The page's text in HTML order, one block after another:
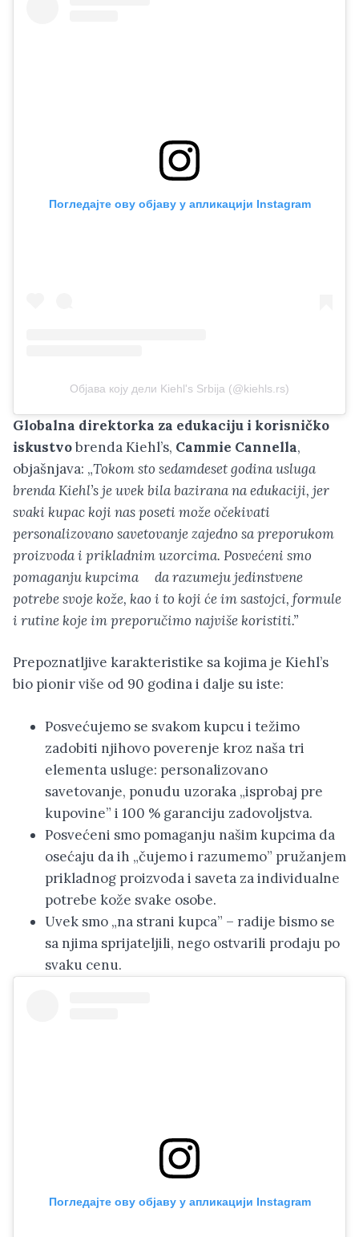
Погледајте ову објаву у апликацији Instagram
Објава коју дели Kiehl's Srbija (@kiehls.rs)
Globalna direktorka za edukaciju i korisničko
iskustvobrenda Kiehl’s, Cammie Cannella,
objašnjava: „Tokom sto sedamdeset godina usluga
brenda Kiehl’s je uvek bila bazirana na edukaciji, jer
svaki kupac koji nas poseti može očekivati
personalizovano savetovanje zajedno sa preporukom
proizvoda i prikladnim uzorcima. Posvećeni smo
pomaganju kupcima da razumeju jedinstvene
potrebe svoje kože, kao i to koji će im sastojci, formule
i rutine koje im preporučimo najviše koristiti.”
Prepoznatljive karakteristike sa kojima je Kiehl’s
bio pionir više od 90 godina i dalje su iste:
Posvećujemo se svakom kupcu i težimo
zadobiti njihovo poverenje kroz naša tri
elementa usluge: personalizovano
savetovanje, ponudu uzoraka „isprobaj pre
kupovine” i 100 % garanciju zadovoljstva.
Posvećeni smo pomaganju našim kupcima da
osećaju da ih „čujemo i razumemo” pružanjem
prikladnog proizvoda i saveta za individualne
potrebe kože svake osobe.
Uvek smo „na strani kupca” – radije bismo se
sa njima sprijateljili, nego ostvarili prodaju po
svaku cenu.
Погледајте ову објаву у апликацији Instagram